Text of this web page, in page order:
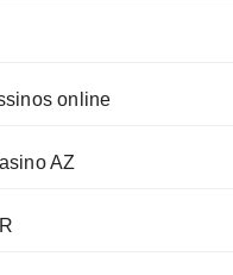
online
AZ